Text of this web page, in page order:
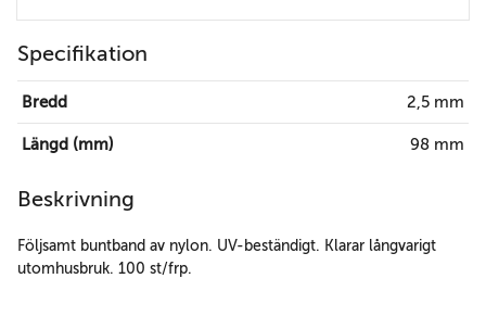
Specifikation
Bredd 2,5 mm
Längd (mm) 98 mm
Beskrivning
Följsamt buntband av nylon. UV-beständigt. Klarar långvarigt
utomhusbruk. 100 st/frp.